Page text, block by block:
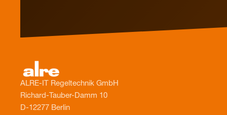
ALRE-IT Regeltechnik GmbH
Richard-Tauber-Damm 10
D-12277 Berlin